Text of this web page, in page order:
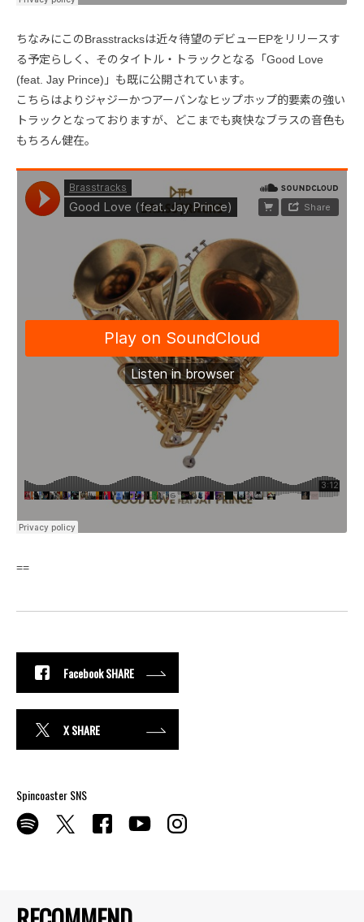
ちなみにこのBrasstracksは近々待望のデビューEPをリリースす
る予定らしく、そのタイトル・トラックとなる「Good Love
(feat. Jay Prince)」も既に公開されています。
こちらはよりジャジーかつアーバンなヒップホップ的要素の強い
トラックとなっておりますが、どこまでも爽快なブラスの音色も
もちろん健在。
==
Facebook SHARE
X SHARE
Spincoaster SNS